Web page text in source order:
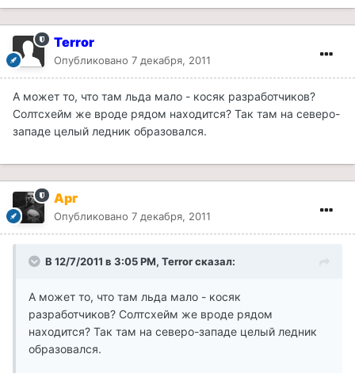
Terror
Опубликовано 7 декабря, 2011
А может то, что там льда мало - косяк разработчиков?
Солтсхейм же вроде рядом находится? Так там на северо-
западе целый ледник образовался.
Арг
Опубликовано 7 декабря, 2011
В 12/7/2011 в 3:05 PM, Terror сказал:
А может то, что там льда мало - косяк
разработчиков? Солтсхейм же вроде рядом
находится? Так там на северо-западе целый ледник
образовался.